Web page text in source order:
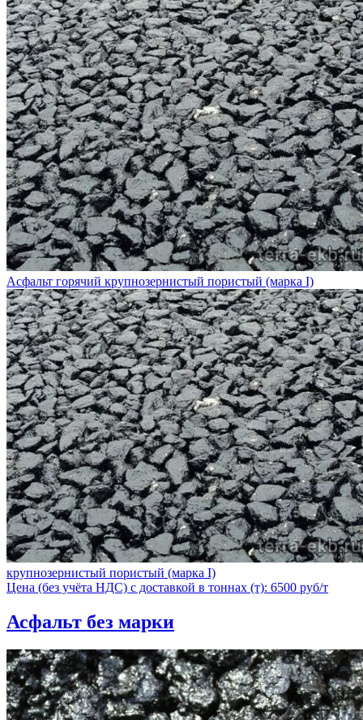
Асфальт горячий крупнозернистый пористый (марка I)
крупнозернистый пористый (марка I)
Цена (без учёта НДС) с доставкой в тоннах (т): 6500 руб/т
Асфальт без марки